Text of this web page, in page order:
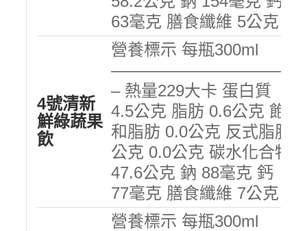
63毫克 膳食纖維 5公克
4號清新
鮮綠蔬果
飲
營養標示 每瓶300ml
———————————
– 熱量229大卡 蛋白質
4.5公克 脂肪 0.6公克 飽
和脂肪 0.0公克 反式脂肪
公克 0.0公克 碳水化合物
47.6公克 鈉 88毫克 鈣
77毫克 膳食纖維 7公克
營養標示 每瓶300ml